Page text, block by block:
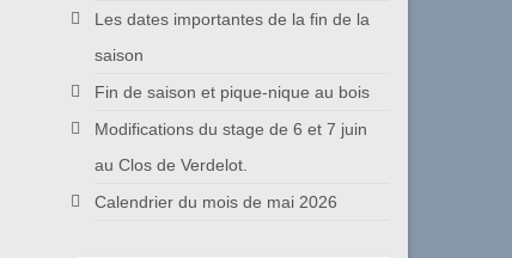
Les dates importantes de la fin de la
saison
Fin de saison et pique-nique au bois
Modifications du stage de 6 et 7 juin
au Clos de Verdelot.
Calendrier du mois de mai 2026